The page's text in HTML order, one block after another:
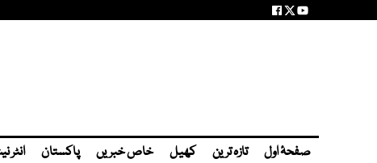
صفحۂ اول تازہ ترین کھیل خاص خبریں پاکستان انٹر